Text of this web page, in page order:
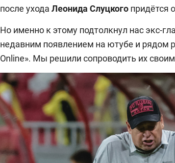
после ухода Леонида Слуцкого придётся
Но именно к этому подтолкнул нас экс-
недавним появлением на ютубе и рядом
Online». Мы решили сопроводить их